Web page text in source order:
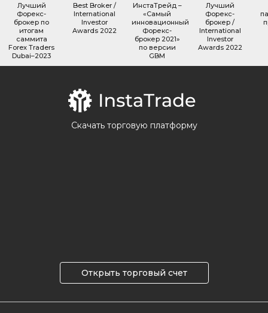
Лучший
Форекс-
брокер по
итогам
саммита
Forex Traders
Dubai–2023
Best Broker /
International
Investor
Awards 2022
ИнстаТрейд –
«Самый
инновационный
Форекс-
брокер 2021»
по версии
GBM
Лучший
Форекc-
брокер /
International
Investor
Awards 2022
Скачать торговую платформу
Открыть торговый счет